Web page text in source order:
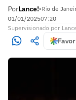
PorLance!•Rio de
01/01/202507:20
Supervisionado por